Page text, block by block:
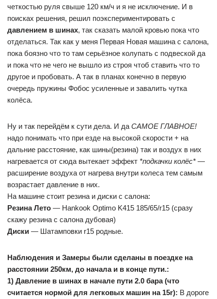
четкостью руля свыше 120 км/ч и я не исключение. И в
поисках решения, решил поэкспериментировать с
давлением в шинах, так сказать малой кровью пока что
отделаться. Так как у меня Первая Новая машина с салона,
пока боязно что то там серьёзное колупать с подвеской да
и пока что не чего не вышло из строя чтоб ставить что то
другое и пробовать. А так в планах конечно в первую
очередь пружины Фобос усиленные и завалить чутка
колёса.
Ну и так перейдём к сути дела. И да САМОЕ ГЛАВНОЕ!
надо понимать что при езде на высокой скорости + на
дальние расстояние, как шины(резина) так и воздух в них
нагревается от сюда вытекает эффект *подкачки колёс* —
расширение воздуха от нагрева внутри колеса тем самым
возрастает давление в них.
На машине стоит резина и диски с салона:
Резина Лето — Hankook Optimo K415 185/65/r15 (сразу
скажу резина с салона дубовая)
Диски — Шатамповки r15 родные.
Наблюдения и Замеры были сделаны в поездке на
расстоянии 250км, до начала и в конце пути.:
1) Давление в шинах в начале пути 2.0 бара (что
считается нормой для легковых машин на 15r): В дороге